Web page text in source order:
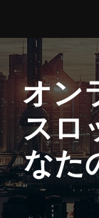
オン
スロ
なた